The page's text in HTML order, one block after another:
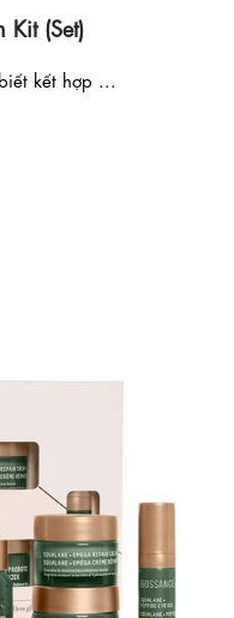
Kit (Set)
kết hợp ...